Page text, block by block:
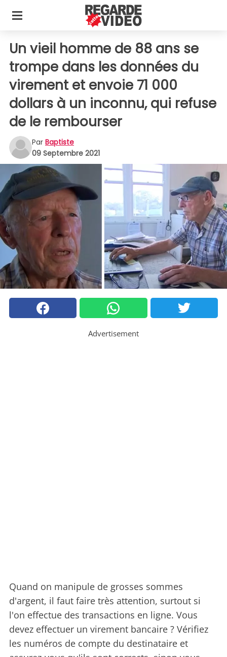
Un vieil homme de 88 ans se
trompe dans les données du
virement et envoie 71 000
dollars à un inconnu, qui refuse
de le rembourser
Par Baptiste
09 Septembre 2021
Advertisement
Quand on manipule de grosses sommes
d'argent, il faut faire très attention, surtout si
l'on effectue des transactions en ligne. Vous
devez effectuer un virement bancaire ? Vérifiez
les numéros de compte du destinataire et